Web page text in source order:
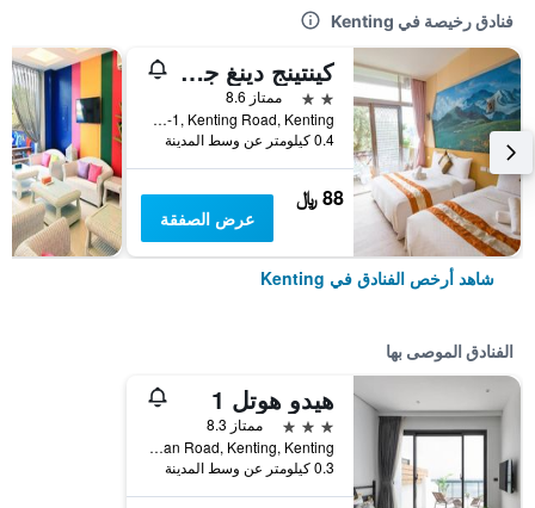
فنادق رخيصة في Kenting
كينتينج دينغ جيا هوتل
2 نجمتين
ممتاز 8.6
No. 80-1, Kenting Road, Kenting, تايوان
0.4 كيلومتر عن وسط المدينة
88 ﷼
عرض الصفقة
شاهد أرخص الفنادق في Kenting
الفنادق الموصى بها
هيدو هوتل 1
3 نجوم
ممتاز 8.3
No.132-1, Dawan Road, Kenting, Kenting, تايوان
0.3 كيلومتر عن وسط المدينة